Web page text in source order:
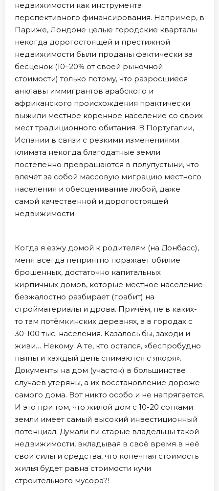
недвижимости как инструмента
перспективного финансирования. Например, в
Париже, Лондоне целые городские кварталы
некогда дорогостоящей и престижной
недвижимости были проданы фактически за
бесценок (10–20% от своей рыночной
стоимости) только потому, что разросшиеся
анклавы иммигрантов арабского и
африканского происхождения практически
выжили местное коренное население со своих
мест традиционного обитания. В Португалии,
Испании в связи с резкими изменениями
климата некогда благодатные земли
постепенно превращаются в полупустыни, что
влечёт за собой массовую миграцию местного
населения и обесценивание любой, даже
самой качественной и дорогостоящей
недвижимости.
Когда я езжу домой к родителям (на Донбасс),
меня всегда неприятно поражает обилие
брошенных, достаточно капитальных
кирпичных домов, которые местное население
безжалостно разбирает (грабит) на
стройматериалы и дрова. Причём, не в каких-
то там потёмкинских деревнях, а в городах с
30-100 тыс. населения. Казалось бы, заходи и
живи… Некому. А те, кто остался, «беспробудно
пьяны и каждый день снимаются с якоря».
Документы на дом (участок) в большинстве
случаев утеряны, а их восстановление дороже
самого дома. Вот никто особо и не напрягается.
И это при том, что жилой дом с 10-20 сотками
земли имеет самый высокий инвестиционный
потенциал. Думали ли старые владельцы такой
недвижимости, вкладывая в своё время в неё
свои силы и средства, что конечная стоимость
жилья будет равна стоимости кучи
строительного мусора?!